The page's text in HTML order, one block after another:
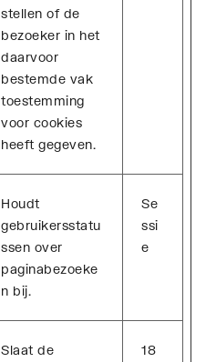
stellen of de
bezoeker in het
daarvoor
bestemde vak
toestemming
voor cookies
heeft gegeven.
Houdt
gebruikersstatu
ssen over
paginabezoeke
n bij.
Se
ssi
e
Slaat de
18